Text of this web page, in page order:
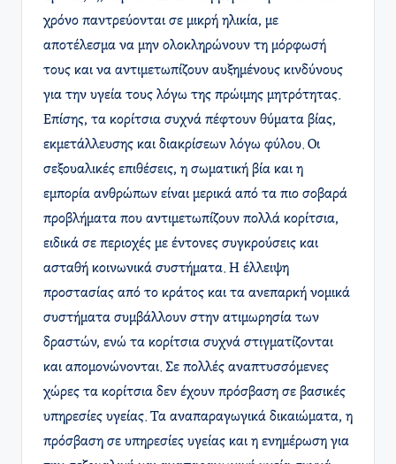
χρόνο παντρεύονται σε μικρή ηλικία, με
αποτέλεσμα να μην ολοκληρώνουν τη μόρφωσή
τους και να αντιμετωπίζουν αυξημένους κινδύνους
για την υγεία τους λόγω της πρώιμης μητρότητας.
Επίσης, τα κορίτσια συχνά πέφτουν θύματα βίας,
εκμετάλλευσης και διακρίσεων λόγω φύλου. Οι
σεξουαλικές επιθέσεις, η σωματική βία και η
εμπορία ανθρώπων είναι μερικά από τα πιο σοβαρά
προβλήματα που αντιμετωπίζουν πολλά κορίτσια,
ειδικά σε περιοχές με έντονες συγκρούσεις και
ασταθή κοινωνικά συστήματα. Η έλλειψη
προστασίας από το κράτος και τα ανεπαρκή νομικά
συστήματα συμβάλλουν στην ατιμωρησία των
δραστών, ενώ τα κορίτσια συχνά στιγματίζονται
και απομονώνονται. Σε πολλές αναπτυσσόμενες
χώρες τα κορίτσια δεν έχουν πρόσβαση σε βασικές
υπηρεσίες υγείας. Τα αναπαραγωγικά δικαιώματα, η
πρόσβαση σε υπηρεσίες υγείας και η ενημέρωση για